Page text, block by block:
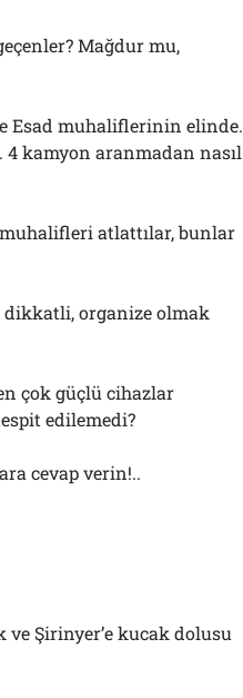
Mağdur mu,
Esad muhaliflerinin elinde.
kamyon aranmadan nasıl
atlattılar, bunlar
dikkatli, organize olmak
çok güçlü cihazlar
edilemedi?
cevap verin!..
ve Şirinyer’e kucak dolusu